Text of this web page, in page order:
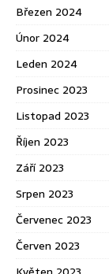
Březen 2024
Únor 2024
Leden 2024
Prosinec 2023
Listopad 2023
Říjen 2023
Září 2023
Srpen 2023
Červenec 2023
Červen 2023